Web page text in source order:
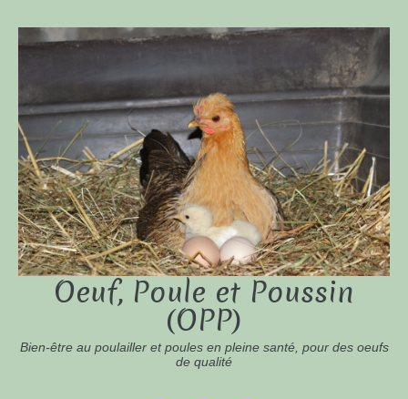
Oeuf, Poule et Poussin
(OPP)
Bien-être au poulailler et poules en pleine santé, pour des oeufs
de qualité